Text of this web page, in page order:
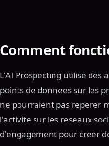
Comment
L'AI Prospecting utilise des
points de donnees sur les
ne pourraient pas reperer
l'activite sur les reseaux
d'engagement pour creer